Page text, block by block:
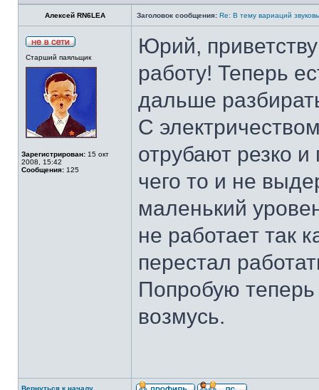
Алексей RN6LEA Заголовок сообщения: Re: В тему вариаций
Старший паяльщик
Зарегистрирован: 15 окт
2008, 15:42
Сообщения: 125
Юрий,
работу! Теперь
дальше
С
отрубают резко
чего то и не
маленький
не работает так
перестал
Попробую теперь
возмусь.
Вернуться к началу